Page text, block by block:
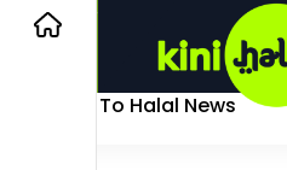
Back To Halal News